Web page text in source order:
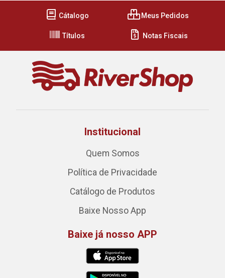
Cátalogo Meus Pedidos
Títulos Notas Fiscais
Institucional
Quem Somos
Política de Privacidade
Catálogo de Produtos
Baixe Nosso App
Baixe já nosso APP